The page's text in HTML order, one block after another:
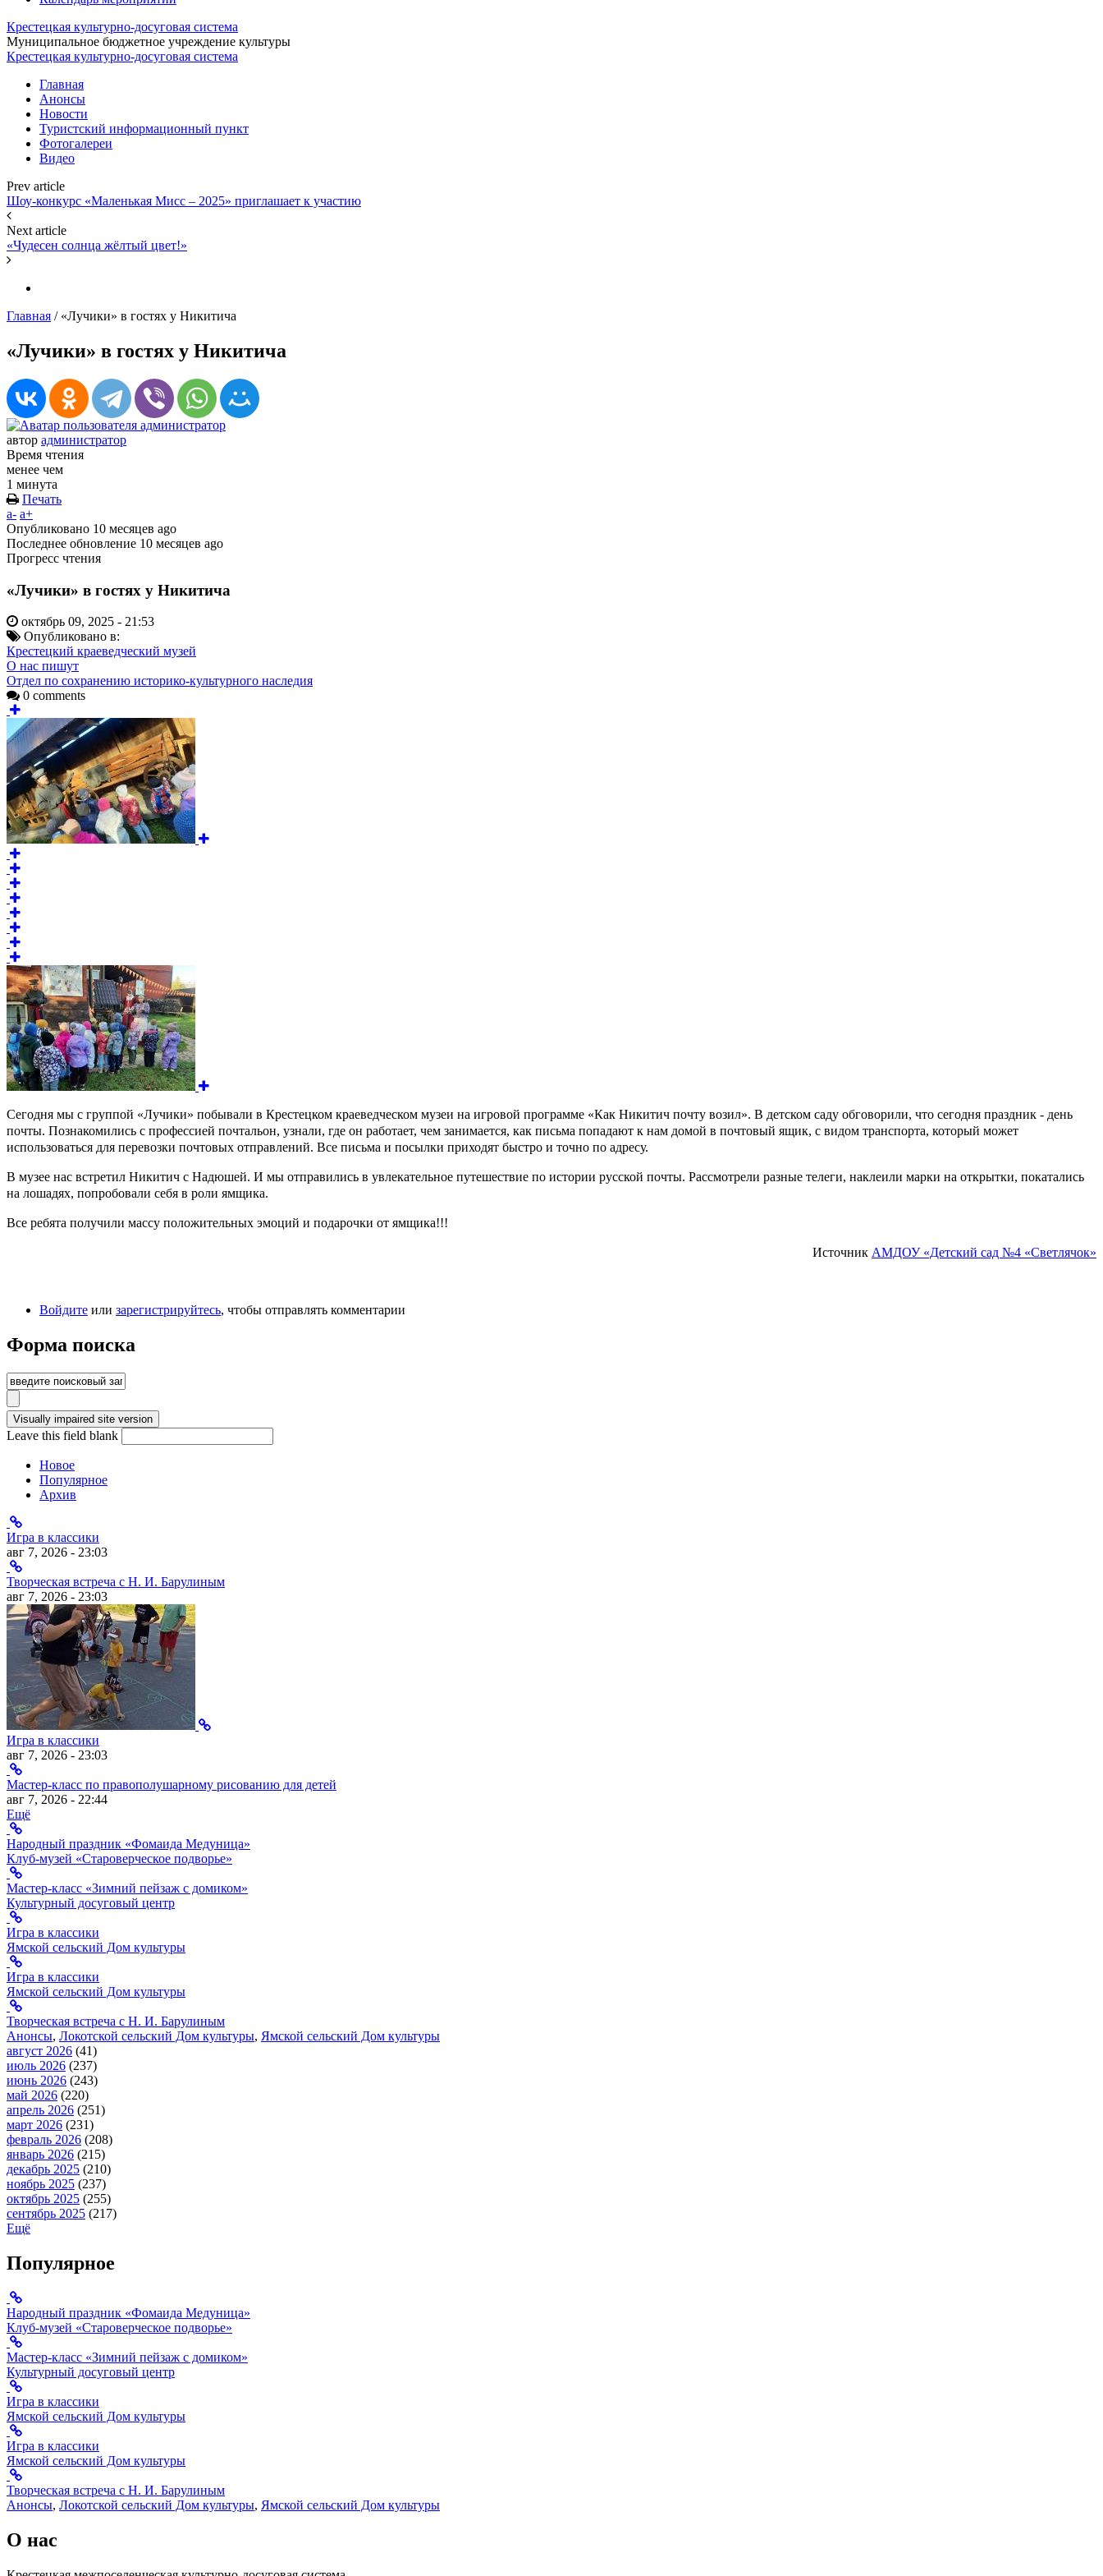
Крестецкая культурно-досуговая система
Муниципальное бюджетное учреждение культуры
Крестецкая культурно-досуговая система
Главная
Анонсы
Новости
Туристский информационный пункт
Фотогалереи
Видео
Prev article
Шоу-конкурс «Маленькая Мисс – 2025» приглашает к участию
Next article
«Чудесен солнца жёлтый цвет!»
Главная / «Лучики» в гостях у Никитича
«Лучики» в гостях у Никитича
автор администратор
Время чтения
менее чем
1 минута
Печать
a- a+
Опубликовано 10 месяцев ago
Последнее обновление 10 месяцев ago
Прогресс чтения
«Лучики» в гостях у Никитича
октябрь 09, 2025 - 21:53
Опубликовано в:
Крестецкий краеведческий музей
О нас пишут
Отдел по сохранению историко-культурного наследия
0 comments
Сегодня мы с группой «Лучики» побывали в Крестецком краеведческом музеи на игровой программе «Как Никитич почту возил». В детском саду обговорили, что сегодня праздник - день
почты. Познакомились с профессией почтальон, узнали, где он работает, чем занимается, как письма попадают к нам домой в почтовый ящик, с видом транспорта, который может
использоваться для перевозки почтовых отправлений. Все письма и посылки приходят быстро и точно по адресу.
В музее нас встретил Никитич с Надюшей. И мы отправились в увлекательное путешествие по истории русской почты. Рассмотрели разные телеги, наклеили марки на открытки, покатались
на лошадях, попробовали себя в роли ямщика.
Все ребята получили массу положительных эмоций и подарочки от ямщика!!!
Источник АМДОУ «Детский сад №4 «Светлячок»
Войдите или зарегистрируйтесь, чтобы отправлять комментарии
Форма поиска
Leave this field blank
Новое
Популярное
Архив
Игра в классики
авг 7, 2026 - 23:03
Творческая встреча с Н. И. Барулиным
авг 7, 2026 - 23:03
Игра в классики
авг 7, 2026 - 23:03
Мастер-класс по правополушарному рисованию для детей
авг 7, 2026 - 22:44
Ещё
Народный праздник «Фомаида Медуница»
Клуб-музей «Староверческое подворье»
Мастер-класс «Зимний пейзаж с домиком»
Культурный досуговый центр
Игра в классики
Ямской сельский Дом культуры
Игра в классики
Ямской сельский Дом культуры
Творческая встреча с Н. И. Барулиным
Анонсы, Локотской сельский Дом культуры, Ямской сельский Дом культуры
август 2026 (41)
июль 2026 (237)
июнь 2026 (243)
май 2026 (220)
апрель 2026 (251)
март 2026 (231)
февраль 2026 (208)
январь 2026 (215)
декабрь 2025 (210)
ноябрь 2025 (237)
октябрь 2025 (255)
сентябрь 2025 (217)
Ещё
Популярное
Народный праздник «Фомаида Медуница»
Клуб-музей «Староверческое подворье»
Мастер-класс «Зимний пейзаж с домиком»
Культурный досуговый центр
Игра в классики
Ямской сельский Дом культуры
Игра в классики
Ямской сельский Дом культуры
Творческая встреча с Н. И. Барулиным
Анонсы, Локотской сельский Дом культуры, Ямской сельский Дом культуры
О нас